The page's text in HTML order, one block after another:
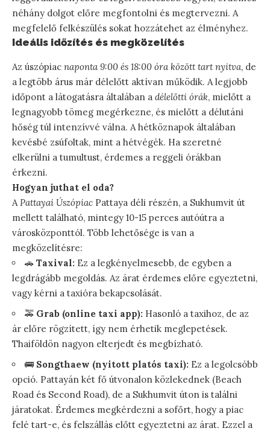
néhány dolgot előre megfontolni és megtervezni. A
megfelelő felkészülés sokat hozzátehet az élményhez.
Ideális időzítés és megközelítés
Az úszópiac naponta 9:00 és 18:00 óra között tart nyitva, de
a legtöbb árus már délelőtt aktívan működik. A legjobb
időpont a látogatásra általában a délelőtti órák, mielőtt a
legnagyobb tömeg megérkezne, és mielőtt a délutáni
hőség túl intenzívvé válna. A hétköznapok általában
kevésbé zsúfoltak, mint a hétvégék. Ha szeretné
elkerülni a tumultust, érdemes a reggeli órákban
érkezni.
Hogyan juthat el oda?
A Pattayai Úszópiac Pattaya déli részén, a Sukhumvit út
mellett található, mintegy 10-15 perces autóútra a
városközponttól. Több lehetősége is van a
megközelítésre:
🚗 Taxival: Ez a legkényelmesebb, de egyben a
legdrágább megoldás. Az árat érdemes előre egyeztetni,
vagy kérni a taxióra bekapcsolását.
🚕 Grab (online taxi app): Hasonló a taxihoz, de az
ár előre rögzített, így nem érhetik meglepetések.
Thaiföldön nagyon elterjedt és megbízható.
🚌 Songthaew (nyitott platós taxi): Ez a legolcsóbb
opció. Pattayán két fő útvonalon közlekednek (Beach
Road és Second Road), de a Sukhumvit úton is találni
járatokat. Érdemes megkérdezni a sofőrt, hogy a piac
felé tart-e, és felszállás előtt egyeztetni az árat. Ezzel a